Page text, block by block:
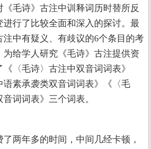
《毛诗》古注中训释词历时替所反
进行了比较全面和深入的探讨。最
注中有疑义、有歧议的6个条目的考
为给学人研究《毛诗》古注提供资
〈毛诗〉古注中双音词词表》
语素承袭类双音词词表》《〈毛
词词表》三个词表。
两年多的时间，中间几经卡顿，